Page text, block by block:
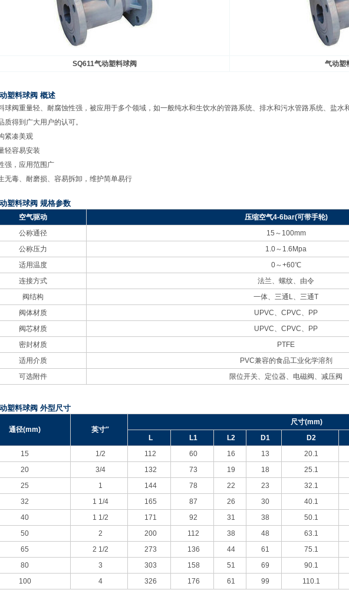
SQ611气动塑料球阀 气动塑
塑料球阀 概述
球阀重量轻、耐腐蚀性强，被应用于多个领域，如一般纯水和生饮水的管路系统、排水和污水管路系统、盐水
质得到广大用户的认可。
紧凑美观
轻容易安装
强，应用范围广
无毒、耐磨损、容易拆卸，维护简单易行
塑料球阀 规格参数
空气驱动
压缩空气4-6bar(可带手轮)
公称通径
15 ～100mm
公称压力
1.0～1.6Mpa
适用温度
0～+60℃
连接方式
法兰、螺纹、由令
阀结构
一体、三通L、三通T
阀体材质
UPVC、CPVC、PP
阀芯材质
UPVC、CPVC、PP
密封材质
PTFE
适用介质
PVC兼容的食品工业化学溶剂
可选附件
限位开关、定位器、电磁阀、减压阀
塑料球阀 外型尺寸
通径(mm) 英寸″
尺寸(mm)
L
L1 L2 D1 D2
15
1/2 112 60 16 13 20.1
20
3/4 132 73 19 18 25.1
25
1 144 78 22 23 32.1
32
1 1/4 165 87 26 30 40.1
40
1 1/2 171 92 31 38 50.1
50
2 200 112 38 48 63.1
65
2 1/2 273 136 44 61 75.1
80
3 303 158 51 69 90.1
100
4 326 176 61 99 110.1